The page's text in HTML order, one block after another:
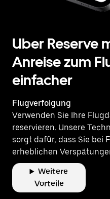
Uber Reserve
Anreise zum
einfacher
Flugverfolgung
Verwenden Sie Ihre
reservieren. Unsere
sorgt dafür, dass Sie bei
erheblichen
Weitere
Vorteile